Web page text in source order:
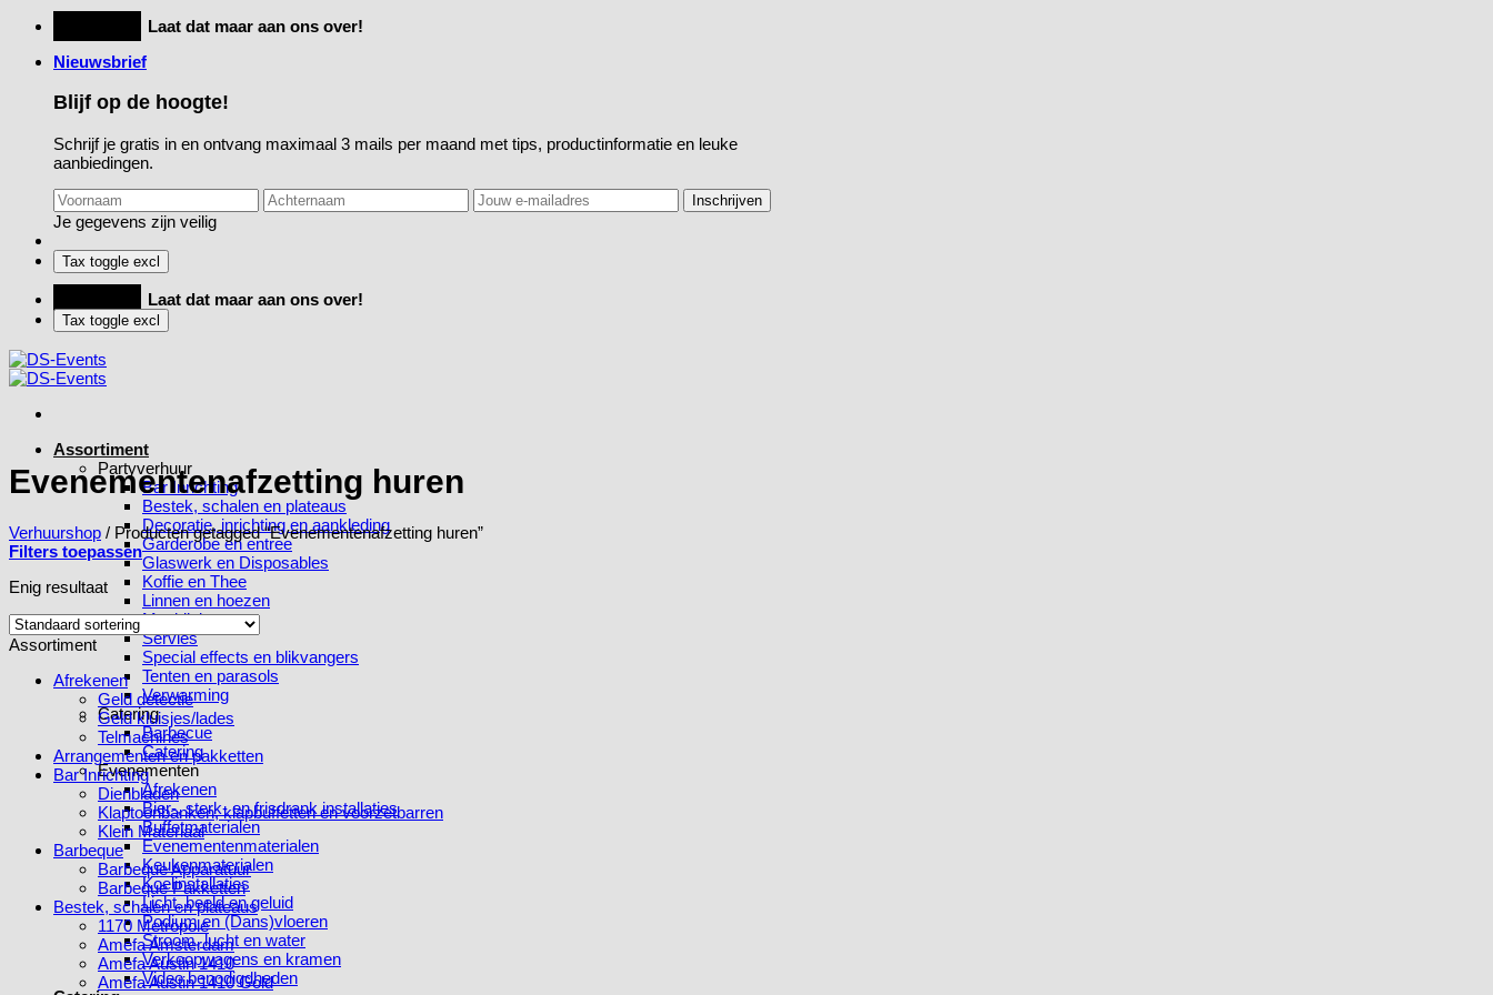
inhoud
Laat dat maar aan ons over!
Nieuwsbrief
Blijf op de hoogte!
Schrijf je gratis in en ontvang maximaal 3 mails per maand met tips, productinformatie en leuke
aanbiedingen.
Je gegevens zijn veilig
Laat dat maar aan ons over!
Assortiment
Partyverhuur
Bar Inrichting
Bestek, schalen en plateaus
Decoratie, inrichting en aankleding
Garderobe en entree
Glaswerk en Disposables
Koffie en Thee
Linnen en hoezen
Meubilair
Servies
Special effects en blikvangers
Tenten en parasols
Verwarming
Catering
Barbecue
Catering
Evenementen
Afrekenen
Bier-, sterk- en frisdrank installaties
Buffetmaterialen
Evenementenmaterialen
Keukenmaterialen
Koelinstallaties
Licht, beeld en geluid
Podium en (Dans)vloeren
Stroom, lucht en water
Verkoopwagens en kramen
Video benodigdheden
Evenementenafzetting huren
Verhuurshop / Producten getagged “Evenementenafzetting huren”
Filters toepassen
Enig resultaat
Assortiment
Afrekenen
Geld detectie
Geld kluisjes/lades
Telmachines
Arrangementen en pakketten
Bar Inrichting
Dienbladen
Klaptoonbanken, klapbuffetten en voorzetbarren
Klein Materiaal
Barbeque
Barbeque Apparatuur
Barbeque Pakketten
Bestek, schalen en plateaus
1170 Metropole
Amefa Amsterdam
Amefa Austin 1410
Amefa Austin 1410 Gold